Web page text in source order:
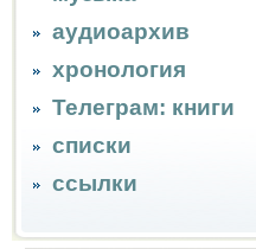
аудиоархив
хронология
Телеграм: книги
списки
ссылки